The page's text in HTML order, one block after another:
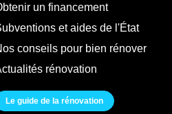
un financement
et aides de l'État
conseils pour bien rénover
rénovation
Le guide de la rénovation